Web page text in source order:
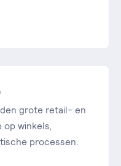
grote retail- en
winkels,
processen.